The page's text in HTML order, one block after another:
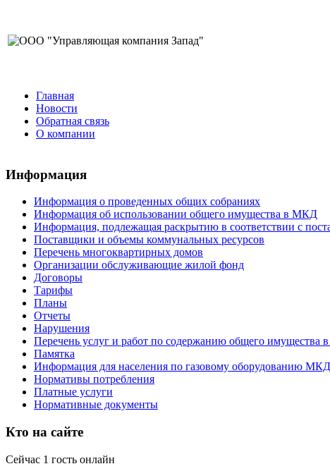
Главная
Новости
Обратная связь
О компании
Информация
Информация о проведенных общих собраниях
Информация об использовании общего имущества в МКД
Информация, подлежащая раскрытию в соответствии с
Поставщики и объемы коммунальных ресурсов
Перечень многоквартирных домов
Организации обслуживающие жилой фонд
Договоры
Тарифы
Планы
Отчеты
Нарушения
Перечень услуг и работ по содержанию общего имущества
Памятка
Информация для населения по газовому оборудованию МКД
Нормативы потребления
Платные услуги
Нормативные документы
Кто на сайте
Сейчас 1 гость онлайн